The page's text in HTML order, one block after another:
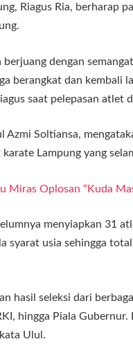
Riagus Ria, berharap
dengan
berangkat dan kembali
saat pelepasan atlet
Azmi Soltiansa,
Lampung yang
Miras Oplosan “Kuda
menyiapkan 31
syarat usia sehingga
hasil seleksi dari
hingga Piala
Ulul.